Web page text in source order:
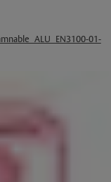
01-